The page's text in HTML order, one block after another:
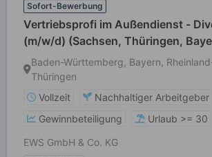
Sofort-Bewerbung
Vertriebsprofi im Außendienst -
(m/w/d) (Sachsen, Thüringen,
Württemberg, Rheinland-Pfalz,
Niedersachsen, Bremen)
Baden-Württemberg, Bayern,
Thüringen
Vollzeit
Nachhaltiger Arbeitgeber
Gewinnbeteiligung
Urlaub >= 30
EWS GmbH & Co. KG